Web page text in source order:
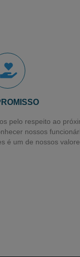
Tubular
Impressa
em Pead
pelo respeito ao
nossos
é um de nossos